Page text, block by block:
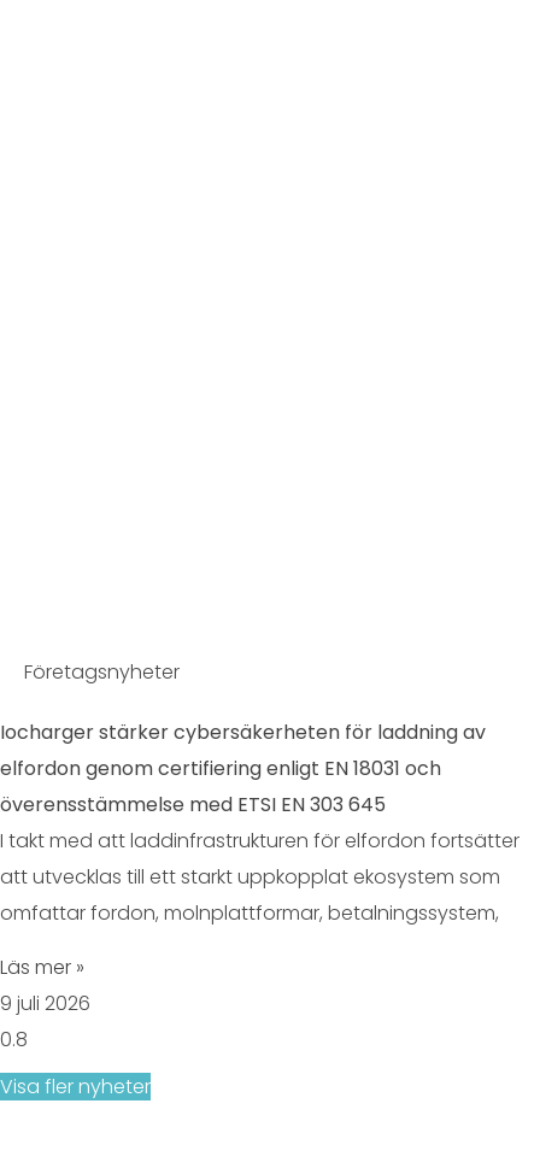
Företagsnyheter
Iocharger stärker cybersäkerheten för laddning av
elfordon genom certifiering enligt EN 18031 och
överensstämmelse med ETSI EN 303 645
I takt med att laddinfrastrukturen för elfordon fortsätter
att utvecklas till ett starkt uppkopplat ekosystem som
omfattar fordon, molnplattformar, betalningssystem,
Läs mer »
9 juli 2026
Visa fler nyheter